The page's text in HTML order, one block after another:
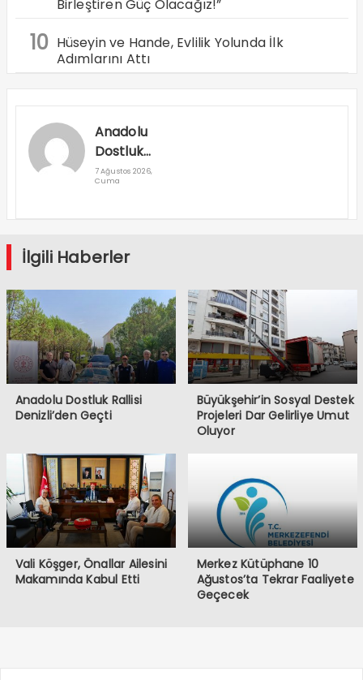
Birleştiren Güç Olacağız!”
10 Hüseyin ve Hande, Evlilik Yolunda İlk
Adımlarını Attı
Anadolu
Dostluk
Rallisi
Denizli’den
7 Ağustos 2026,
Cuma
İlgili Haberler
Anadolu Dostluk Rallisi
Denizli’den Geçti
Büyükşehir’in Sosyal Destek
Projeleri Dar Gelirliye Umut
Oluyor
Vali Köşger, Önallar Ailesini
Makamında Kabul Etti
Merkez Kütüphane 10
Ağustos’ta Tekrar Faaliyete
Geçecek